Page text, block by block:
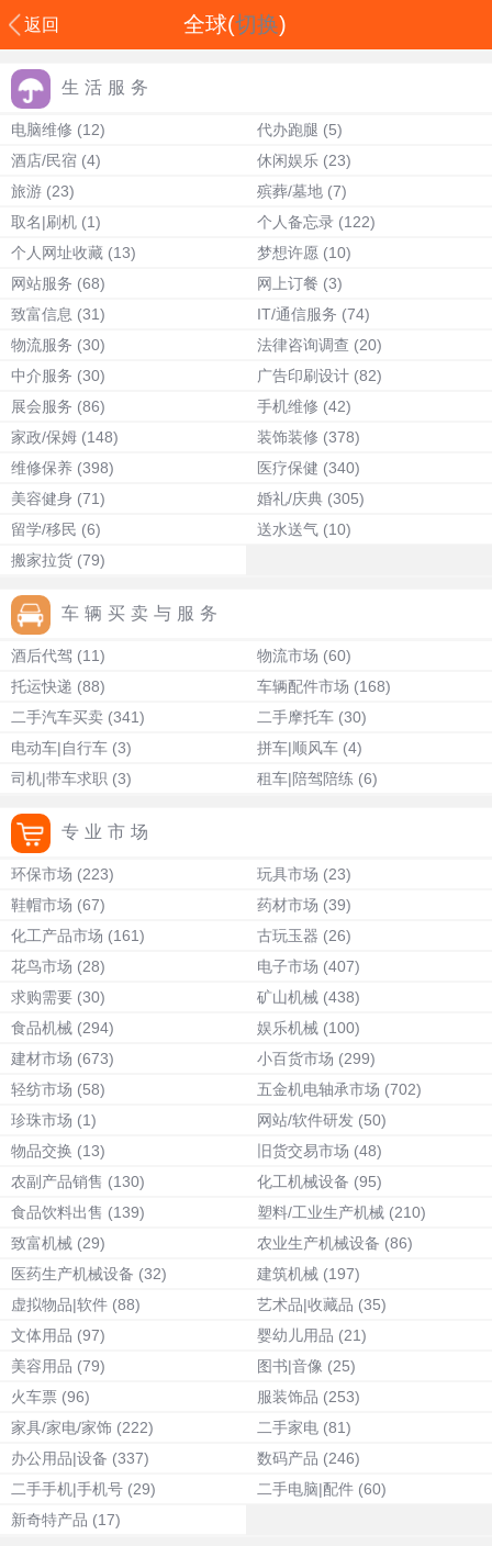
返回 全球(切换)
生活服务
电脑维修 (12) 代办跑腿 (5)
酒店/民宿 (4) 休闲娱乐 (23)
旅游 (23) 殡葬/墓地 (7)
取名|刷机 (1) 个人备忘录 (122)
个人网址收藏 (13) 梦想许愿 (10)
网站服务 (68) 网上订餐 (3)
致富信息 (31) IT/通信服务 (74)
物流服务 (30) 法律咨询调查 (20)
中介服务 (30) 广告印刷设计 (82)
展会服务 (86) 手机维修 (42)
家政/保姆 (148) 装饰装修 (378)
维修保养 (398) 医疗保健 (340)
美容健身 (71) 婚礼/庆典 (305)
留学/移民 (6) 送水送气 (10)
搬家拉货 (79)
车辆买卖与服务
酒后代驾 (11) 物流市场 (60)
托运快递 (88) 车辆配件市场 (168)
二手汽车买卖 (341) 二手摩托车 (30)
电动车|自行车 (3) 拼车|顺风车 (4)
司机|带车求职 (3) 租车|陪驾陪练 (6)
专业市场
环保市场 (223) 玩具市场 (23)
鞋帽市场 (67) 药材市场 (39)
化工产品市场 (161) 古玩玉器 (26)
花鸟市场 (28) 电子市场 (407)
求购需要 (30) 矿山机械 (438)
食品机械 (294) 娱乐机械 (100)
建材市场 (673) 小百货市场 (299)
轻纺市场 (58) 五金机电轴承市场 (702)
珍珠市场 (1) 网站/软件研发 (50)
物品交换 (13) 旧货交易市场 (48)
农副产品销售 (130) 化工机械设备 (95)
食品饮料出售 (139) 塑料/工业生产机械 (210)
致富机械 (29) 农业生产机械设备 (86)
医药生产机械设备 (32) 建筑机械 (197)
虚拟物品|软件 (88) 艺术品|收藏品 (35)
文体用品 (97) 婴幼儿用品 (21)
美容用品 (79) 图书|音像 (25)
火车票 (96) 服装饰品 (253)
家具/家电/家饰 (222) 二手家电 (81)
办公用品|设备 (337) 数码产品 (246)
二手手机|手机号 (29) 二手电脑|配件 (60)
新奇特产品 (17)